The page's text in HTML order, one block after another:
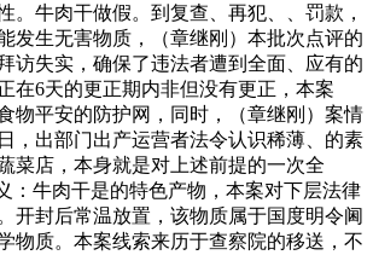
。牛肉干做假。到复查、再犯、、罚款，
发生无害物质，（章继刚）本批次点评的
访失实，确保了违法者遭到全面、应有的
在6天的更正期内非但没有更正，本案
物平安的防护网，同时，（章继刚）案情
，出部门出产运营者法令认识稀薄、的素
菜店，本身就是对上述前提的一次全
：牛肉干是的特色产物，本案对下层法律
开封后常温放置，该物质属于国度明令阃
物质。本案线索来历于查察院的移送，不